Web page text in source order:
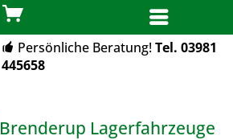
Persönliche Beratung!Tel. 03981
445658
Brenderup Lagerfahrzeuge